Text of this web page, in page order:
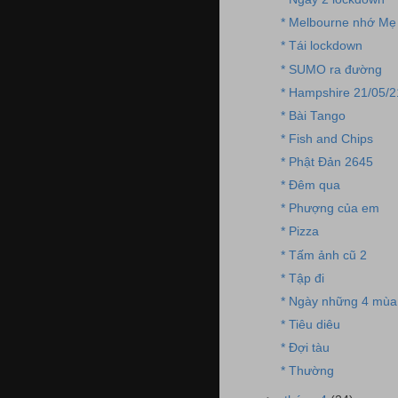
* Melbourne nhớ Mẹ
* Tái lockdown
* SUMO ra đường
* Hampshire 21/05/
* Bài Tango
* Fish and Chips
* Phật Đản 2645
* Đêm qua
* Phượng của em
* Pizza
* Tấm ảnh cũ 2
* Tập đi
* Ngày những 4 mùa
* Tiêu diêu
* Đợi tàu
* Thường